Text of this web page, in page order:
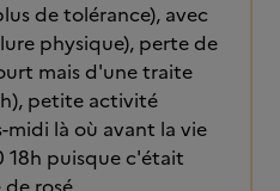
de tolérance), avec
physique), perte de
mais d'une traite
petite activité
là où avant la vie
18h puisque c'était